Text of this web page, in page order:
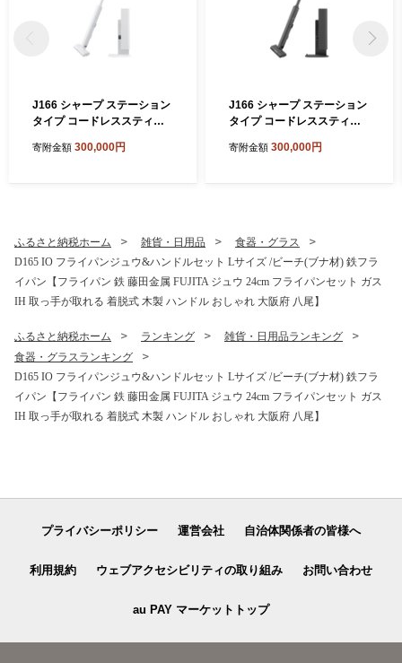
J166 シャープ ステーション
タイプ コードレススティッ
ト系)【シャープ 電化製品 家
生活 正規品 大阪府 八尾市 返
礼品】
寄附金額 300,000円
J166 シャープ ステーション
タイプ コードレススティッ
系)【シャープ 電化製品 家電
活 正規品 大阪府 八尾市 返礼
品】
寄附金額 300,000円
ふるさと納税ホーム 雑貨・日用品
食器・グラス
D165 IO フライパンジュウ&ハンドルセット Lサイズ /ビーチ(ブナ材) 鉄フラ
イパン【フライパン 鉄 藤田金属 FUJITA ジュウ 24cm フライパンセット ガス
IH 取っ手が取れる 着脱式 木製 ハンドル おしゃれ 大阪府 八尾】
ふるさと納税ホーム ランキング
雑貨・日用品ランキング
食器・グラスランキング
D165 IO フライパンジュウ&ハンドルセット Lサイズ /ビーチ(ブナ材) 鉄フラ
イパン【フライパン 鉄 藤田金属 FUJITA ジュウ 24cm フライパンセット ガス
IH 取っ手が取れる 着脱式 木製 ハンドル おしゃれ 大阪府 八尾】
プライバシーポリシー 運営会社 自治体関係者の皆様へ
利用規約 ウェブアクセシビリティの取り組み お問い合わせ
au PAY マーケットトップ